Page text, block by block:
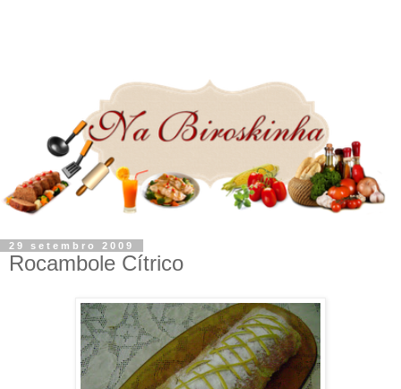
29 setembro 2009
Rocambole Cítrico